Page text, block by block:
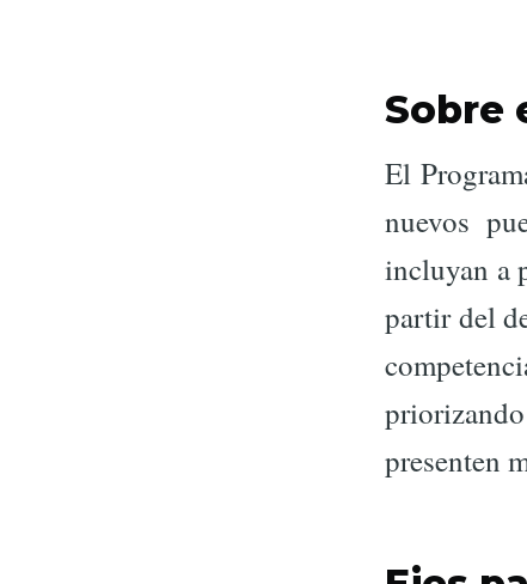
Sobre
El
nuevos
incluyan a
partir del
presenten